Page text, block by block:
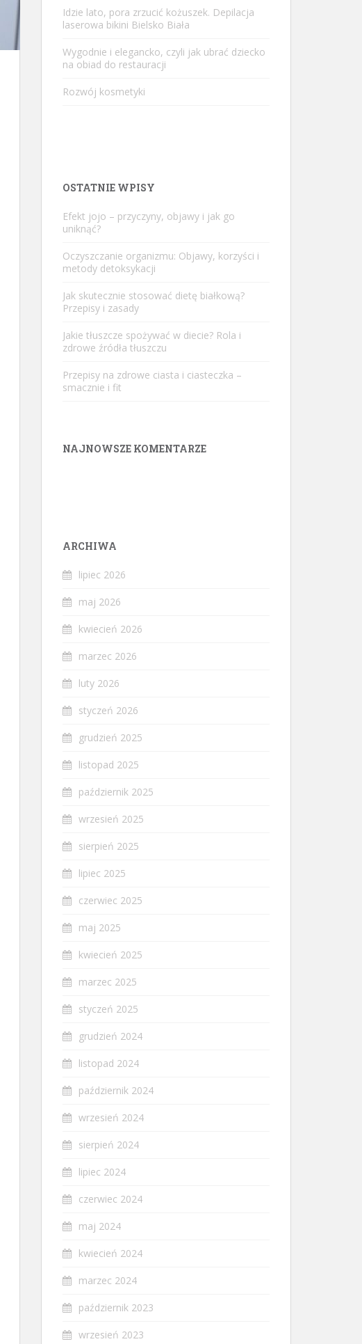
Idzie lato, pora zrzucić kożuszek. Depilacja
laserowa bikini Bielsko Biała
Wygodnie i elegancko, czyli jak ubrać dziecko
na obiad do restauracji
Rozwój kosmetyki
OSTATNIE WPISY
Efekt jojo – przyczyny, objawy i jak go
uniknąć?
Oczyszczanie organizmu: Objawy, korzyści i
metody detoksykacji
Jak skutecznie stosować dietę białkową?
Przepisy i zasady
Jakie tłuszcze spożywać w diecie? Rola i
zdrowe źródła tłuszczu
Przepisy na zdrowe ciasta i ciasteczka –
smacznie i fit
NAJNOWSZE KOMENTARZE
ARCHIWA
lipiec 2026
maj 2026
kwiecień 2026
marzec 2026
luty 2026
styczeń 2026
grudzień 2025
listopad 2025
październik 2025
wrzesień 2025
sierpień 2025
lipiec 2025
czerwiec 2025
maj 2025
kwiecień 2025
marzec 2025
styczeń 2025
grudzień 2024
listopad 2024
październik 2024
wrzesień 2024
sierpień 2024
lipiec 2024
czerwiec 2024
maj 2024
kwiecień 2024
marzec 2024
październik 2023
wrzesień 2023